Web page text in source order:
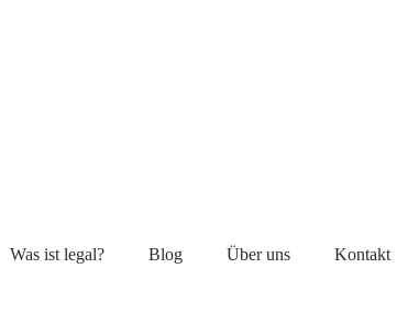
Was ist legal? Blog Über uns Kontakt